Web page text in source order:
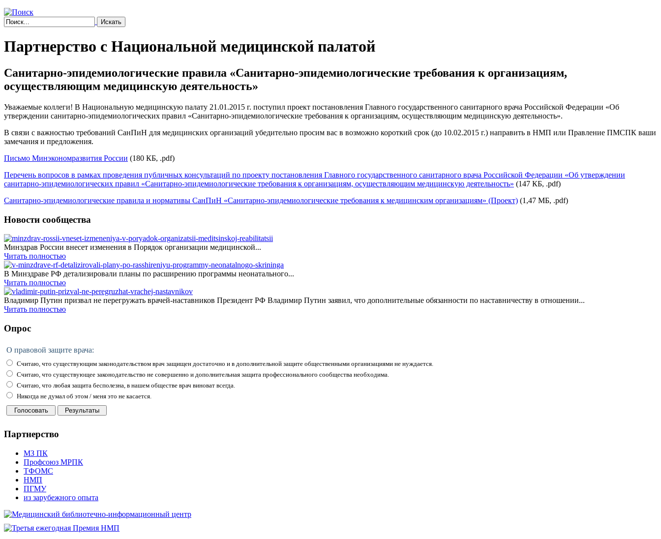
Партнерство с Национальной медицинской палатой
Санитарно-эпидемиологические правила «Санитарно-эпидемиологические требования к организациям,
осуществляющим медицинскую деятельность»
Уважаемые коллеги! В Национальную медицинскую палату 21.01.2015 г. поступил проект постановления Главного государственного санитарного врача Российской Федерации «Об
утверждении санитарно-эпидемиологических правил «Санитарно-эпидемиологические требования к организациям, осуществляющим медицинскую деятельность».
В связи с важностью требований СанПиН для медицинских организаций убедительно просим вас в возможно короткий срок (до 10.02.2015 г.) направить в НМП или Правление ПМСПК ваши
замечания и предложения.
Письмо Минэкономразвития России (180 КБ, .pdf)
Перечень вопросов в рамках проведения публичных консультаций по проекту постановления Главного государственного санитарного врача Российской Федерации «Об утверждении
санитарно-эпидемиологических правил «Санитарно-эпидемиологические требования к организациям, осуществляющим медицинскую деятельность» (147 КБ, .pdf)
Санитарно-эпидемиологические правила и нормативы СанПиН «Санитарно-эпидемиологические требования к медицинским организациям» (Проект) (1,47 МБ, .pdf)
Новости сообщества
Минздрав России внесет изменения в Порядок организации медицинской...
Читать полностью
В Минздраве РФ детализировали планы по расширению программы неонатального...
Читать полностью
Владимир Путин призвал не перегружать врачей-наставников Президент РФ Владимир Путин заявил, что дополнительные обязанности по наставничеству в отношении...
Читать полностью
Опрос
О правовой защите врача:
Считаю, что существующим законодательством врач защищен достаточно и в дополнительной защите общественными организациями не нуждается.
Считаю, что существующее законодательство не совершенно и дополнительная защита профессионального сообщества необходима.
Считаю, что любая защита бесполезна, в нашем обществе врач виноват всегда.
Никогда не думал об этом / меня это не касается.
Партнерство
МЗ ПК
Профсоюз МРПК
ТФОМС
НМП
ПГМУ
из зарубежного опыта